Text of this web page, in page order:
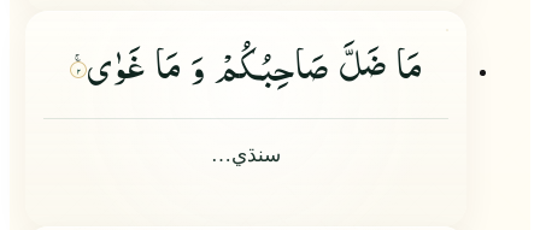
مَا ضَلَّ صَاحِبُكُمْ وَ مَا غَوٰى ۲
سنڌي…